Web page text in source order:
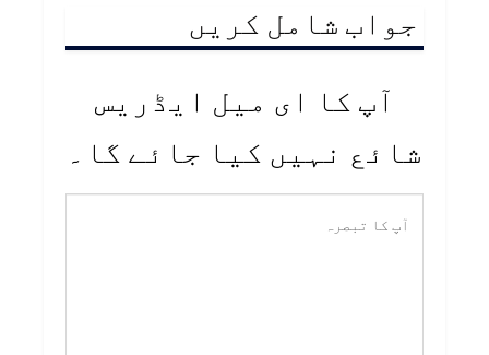
جواب شامل کریں
آپ کا ای میل ایڈریس
شائع نہیں کیا جائے گا۔